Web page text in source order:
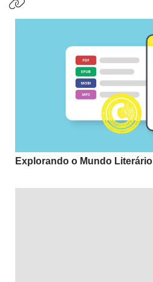
Explorando o Mundo Literário